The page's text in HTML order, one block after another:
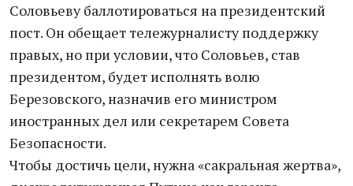
Соловьеву баллотироваться на президентский
пост. Он обещает тележурналисту поддержку
правых, но при условии, что Соловьев, став
президентом, будет исполнять волю
Березовского, назначив его министром
иностранных дел или секретарем Совета
Безопасности.
Чтобы достичь цели, нужна «сакральная жертва»,